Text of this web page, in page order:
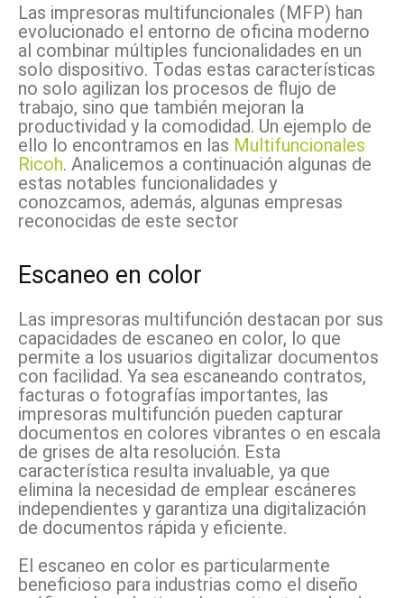
Las impresoras multifuncionales (MFP) han
evolucionado el entorno de oficina moderno
al combinar múltiples funcionalidades en un
solo dispositivo. Todas estas características
no solo agilizan los procesos de flujo de
trabajo, sino que también mejoran la
productividad y la comodidad. Un ejemplo de
ello lo encontramos en las Multifuncionales
Ricoh. Analicemos a continuación algunas de
estas notables funcionalidades y
conozcamos, además, algunas empresas
reconocidas de este sector
Escaneo en color
Las impresoras multifunción destacan por sus
capacidades de escaneo en color, lo que
permite a los usuarios digitalizar documentos
con facilidad. Ya sea escaneando contratos,
facturas o fotografías importantes, las
impresoras multifunción pueden capturar
documentos en colores vibrantes o en escala
de grises de alta resolución. Esta
característica resulta invaluable, ya que
elimina la necesidad de emplear escáneres
independientes y garantiza una digitalización
de documentos rápida y eficiente.
El escaneo en color es particularmente
beneficioso para industrias como el diseño